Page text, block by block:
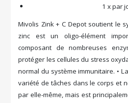
1 x par
Mivolis Zink + C Depot soutient le
zinc est un oligo-élément
composant de nombreuses
protéger les cellules du stress
normal du système immunitaire. •
variété de tâches dans le corps et
par elle-même, mais est